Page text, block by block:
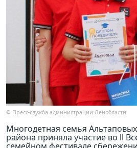
© Пресс-служба администрации Ленобласти
Многодетная семья
района приняла участие во II